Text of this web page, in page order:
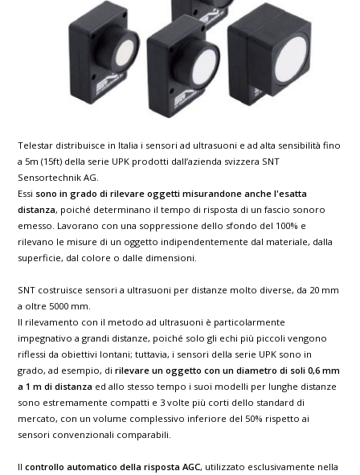
Telestar distribuisce in Italia i sensori ad ultrasuoni e ad alta sensibilità fino
a 5m (15ft) della serie UPK prodotti dall’azienda svizzera SNT
Sensortechnik AG.
Essi sono in grado di rilevare oggetti misurandone anche l'esatta
distanza, poiché determinano il tempo di risposta di un fascio sonoro
emesso. Lavorano con una soppressione dello sfondo del 100% e
rilevano le misure di un oggetto indipendentemente dal materiale, dalla
superficie, dal colore o dalle dimensioni.
SNT costruisce sensori a ultrasuoni per distanze molto diverse, da 20 mm
a oltre 5000 mm.
Il rilevamento con il metodo ad ultrasuoni è particolarmente
impegnativo a grandi distanze, poiché solo gli echi più piccoli vengono
riflessi da obiettivi lontani; tuttavia, i sensori della serie UPK sono in
grado, ad esempio, dirilevare un oggetto con un diametro di soli 0,6 mm
a 1 m di distanza ed allo stesso tempo i suoi modelli per lunghe distanze
sono estremamente compatti e 3 volte più corti dello standard di
mercato, con un volume complessivo inferiore del 50% rispetto ai
sensori convenzionali comparabili.
Ilcontrollo automatico della risposta AGC, utilizzato esclusivamente nella